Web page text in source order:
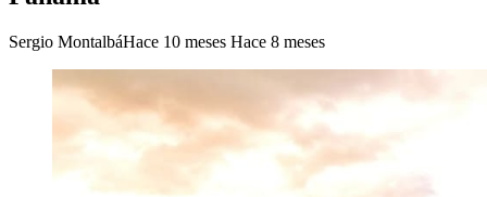
Sergio MontalbáHace 10 meses Hace 8 meses